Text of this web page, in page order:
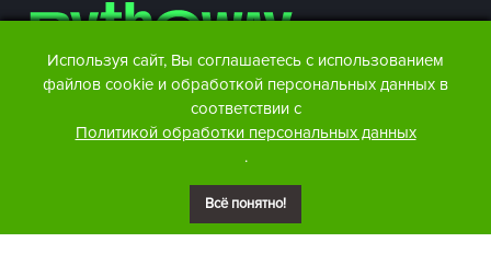
Контакты редакции:
Facebook
Youtube
Используя сайт, Вы соглашаетесь с использованием
файлов cookie и обработкой персональных данных в
соответствии с
Политикой обработки персональных данных
.
Всё понятно!